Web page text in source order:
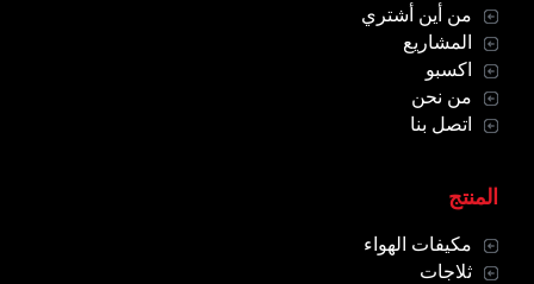
من أين أشتري
المشاريع
اكسبو
من نحن
اتصل بنا
المنتج
مكيفات الهواء
ثلاجات